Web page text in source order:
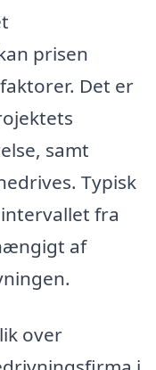
prisen
Det er
samt
Typisk
fra
af
over